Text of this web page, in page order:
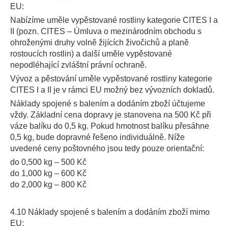
EU:
Nabízíme uměle vypěstované rostliny kategorie CITES I a
II (pozn. CITES – Úmluva o mezinárodním obchodu s
ohroženými druhy volně žijících živočichů a planě
rostoucích rostlin) a další uměle vypěstované
nepodléhající zvláštní právní ochraně.
Vývoz a pěstování uměle vypěstované rostliny kategorie
CITES I a II je v rámci EU možný bez vývozních dokladů.
Náklady spojené s balením a dodáním zboží účtujeme
vždy. Základní cena dopravy je stanovena na 500 Kč při
váze balíku do 0,5 kg. Pokud hmotnost balíku přesáhne
0,5 kg, bude dopravné řešeno individuálně. Níže
uvedené ceny poštovného jsou tedy pouze orientační:
do 0,500 kg – 500 Kč
do 1,000 kg – 600 Kč
do 2,000 kg – 800 Kč
4.10 Náklady spojené s balením a dodáním zboží mimo
EU: